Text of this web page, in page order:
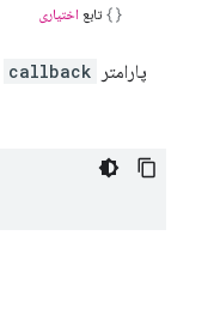
تابع اختیاری
پارامتر callback